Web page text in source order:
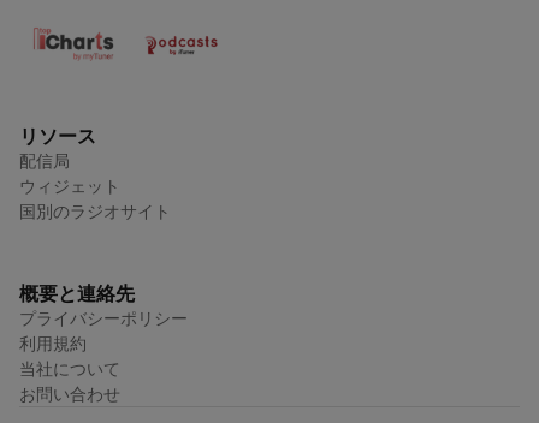
リソース
配信局
ウィジェット
国別のラジオサイト
概要と連絡先
プライバシーポリシー
利用規約
当社について
お問い合わせ